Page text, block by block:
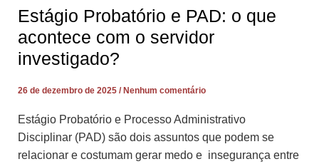
Estágio Probatório e PAD: o que
acontece com o servidor
investigado?
26 de dezembro de 2025 Nenhum comentário
Estágio Probatório e Processo Administrativo
Disciplinar (PAD) são dois assuntos que podem se
relacionar e costumam gerar medo e insegurança entre